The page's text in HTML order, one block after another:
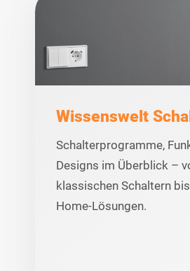
Wissenswelt
Schalterprogramme,
Designs im Überblick –
klassischen Schaltern
Home-Lösungen.